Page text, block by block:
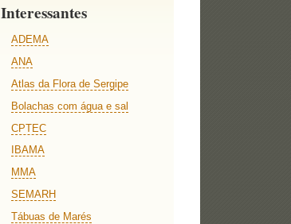
Interessantes
ADEMA
ANA
Atlas da Flora de Sergipe
Bolachas com água e sal
CPTEC
IBAMA
MMA
SEMARH
Tábuas de Marés